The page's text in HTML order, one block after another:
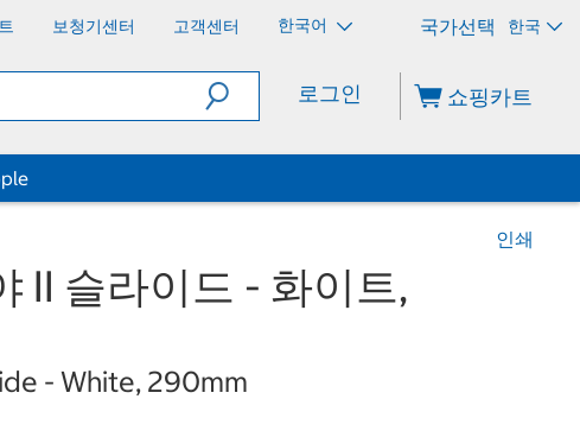
보청기센터 고객센터 한국어 한국
로그인 쇼핑카트
인쇄
II 슬라이드 - 화이트,
- White, 290mm